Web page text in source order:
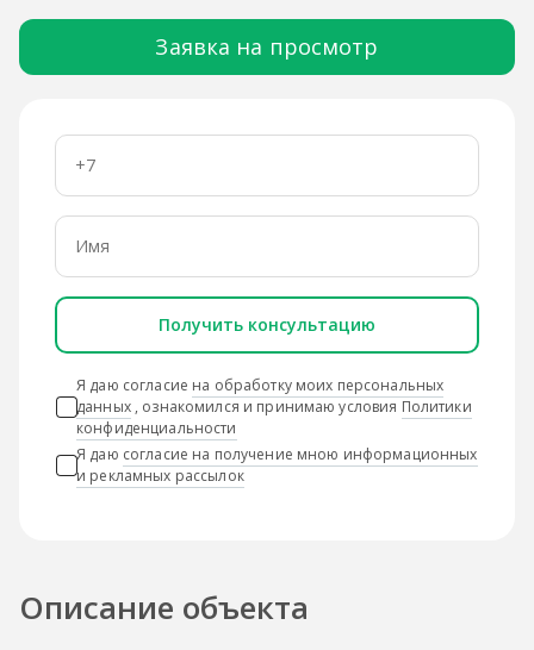
Заявка на просмотр
Получить консультацию
Я даю согласие на обработку моих персональных
данных, ознакомился и принимаю условия Политики
конфиденциальности
Я даю согласие на получение мною информационных
и рекламных рассылок
Описание объекта